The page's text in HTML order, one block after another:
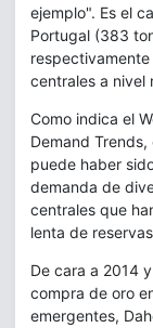
ejemplo". Es el
Portugal (383
centrales a nivel
Como indica el
Demand
puede haber
demanda de
centrales que
lenta de
De cara a 2014
compra de oro
emergentes,